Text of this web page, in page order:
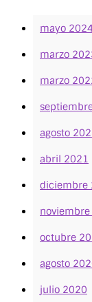
mayo 2024
marzo
marzo
agosto
abril 2021
diciembre
octubre
agosto
julio 2020